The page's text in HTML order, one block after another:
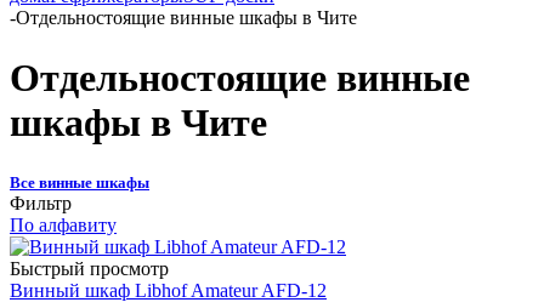
-Отдельностоящие винные шкафы в Чите
Отдельностоящие винные
шкафы в Чите
Все винные шкафы
Фильтр
По алфавиту
Быстрый просмотр
Винный шкаф Libhof Amateur AFD-12